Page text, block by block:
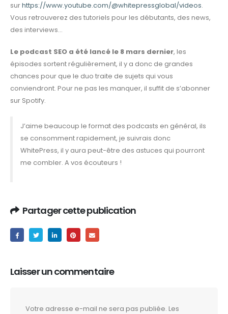
surhttps://www.youtube.com/@whitepressglobal/videos.
Vous retrouverez des tutoriels pour les débutants, des news,
des interviews…
Le podcast SEO a été lancé le 8 mars dernier, les
épisodes sortent régulièrement, il y a donc de grandes
chances pour que le duo traite de sujets qui vous
conviendront. Pour ne pas les manquer, il suffit de s’abonner
sur Spotify.
J’aime beaucoup le format des podcasts en général, ils
se consomment rapidement, je suivrais donc
WhitePress, il y aura peut-être des astuces qui pourront
me combler. A vos écouteurs !
Partager cette publication
Laisser un commentaire
Votre adresse e-mail ne sera pas publiée. Les